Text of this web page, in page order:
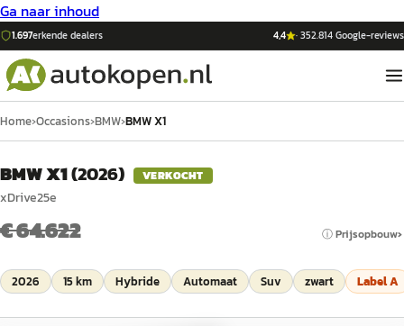
Ga naar inhoud
1.697erkende dealers 4,4 ·352.814Google-reviews
Home›Occasions›BMW›BMW X1
BMW X1(2026) VERKOCHT
xDrive25e
€ 64.622 ⓘ Prijsopbouw
2026 15 km Hybride Automaat Suv zwart LabelA